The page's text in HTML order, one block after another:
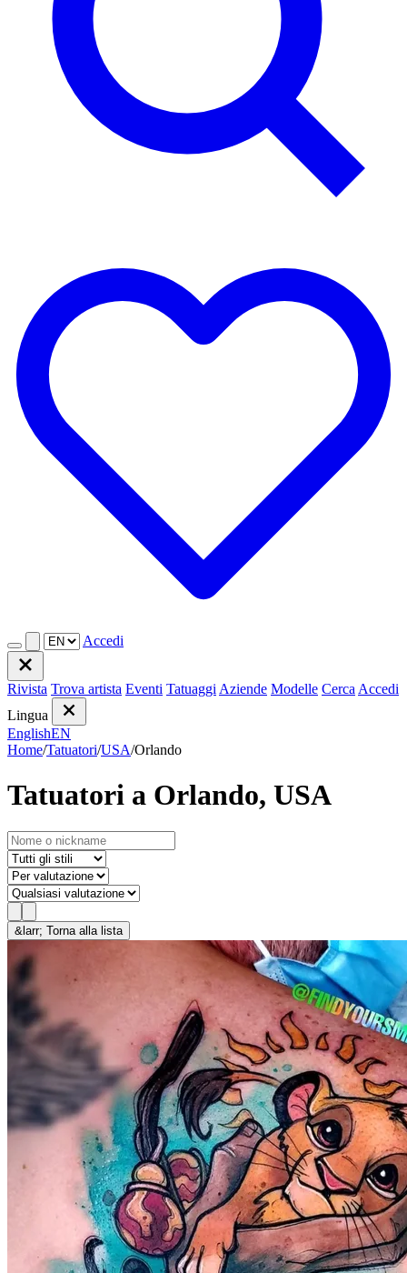
Accedi
Rivista Trova artista Eventi Tatuaggi Aziende Modelle Cerca Accedi
Lingua
EnglishEN
Home/Tatuatori/USA/Orlando
Tatuatori a Orlando, USA
&larr; Torna alla lista